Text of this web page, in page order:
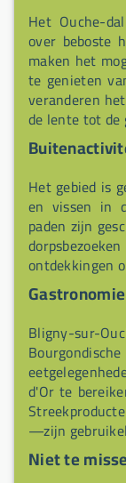
Het Ouche-
over beboste
maken het
te genieten
veranderen
de lente tot
Het gebied is
en vissen in
paden zijn
ontdekkingen
Bligny-
d'Or te
—zijn
Niet te